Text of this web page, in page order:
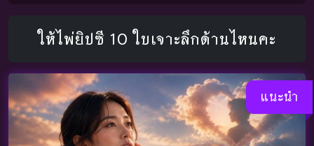
ให้ไพ่ยิปซี 10 ใบเจาะลึกด้านไหนคะ
แนะนำ